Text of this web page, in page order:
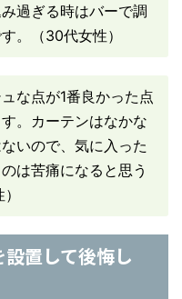
過ぎる時はバーで調
。（30代女性）
な点が1番良かった点
。カーテンはなかな
いので、気に入った
は苦痛になると思う
置して後悔し